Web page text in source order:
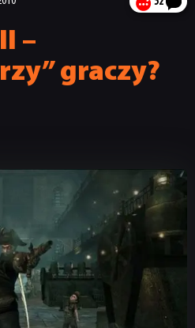
–
graczy?